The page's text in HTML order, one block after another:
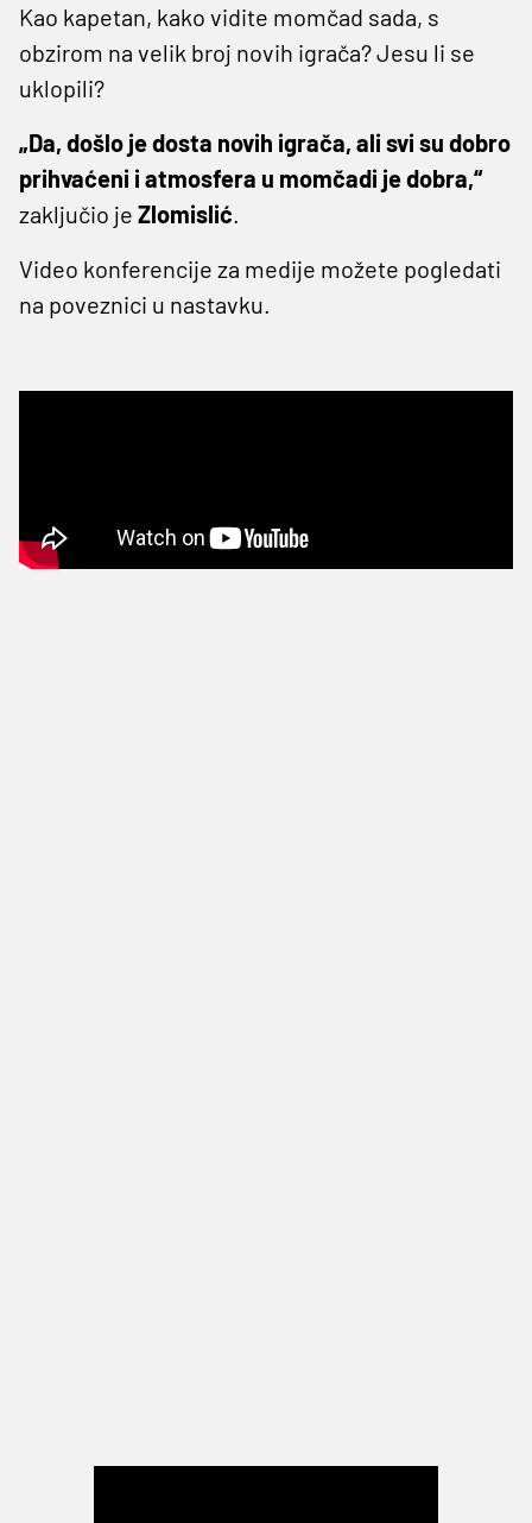
Kao kapetan, kako vidite momčad sada, s
obzirom na velik broj novih igrača? Jesu li se
uklopili?
„Da, došlo je dosta novih igrača, ali svi su dobro
prihvaćeni i atmosfera u momčadi je dobra,“
zaključio je Zlomislić.
Video konferencije za medije možete pogledati
na poveznici u nastavku.